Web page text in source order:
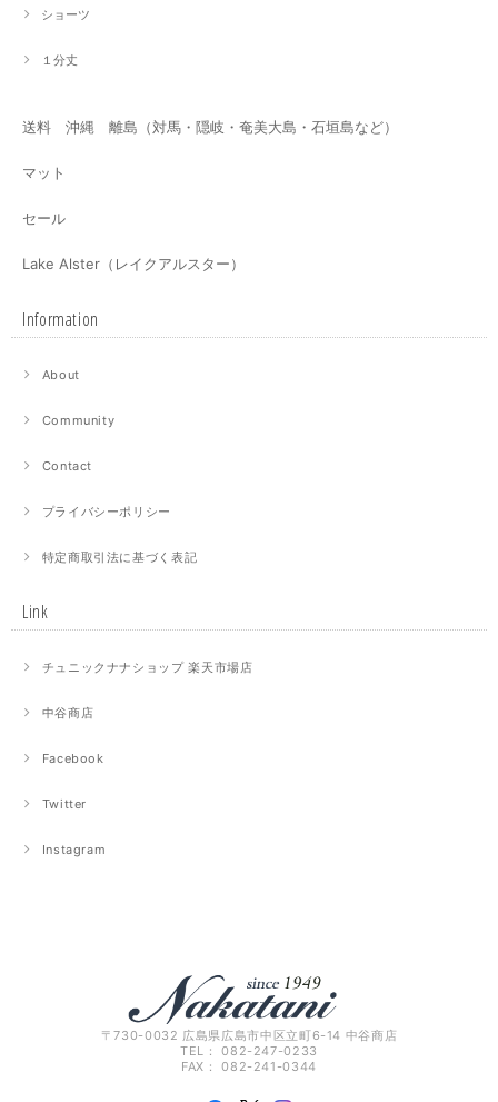
ショーツ
１分丈
送料 沖縄 離島（対馬・隠岐・奄美大島・石垣島など）
マット
セール
Lake Alster（レイクアルスター）
Information
About
Community
Contact
プライバシーポリシー
特定商取引法に基づく表記
Link
チュニックナナショップ 楽天市場店
中谷商店
Facebook
Twitter
Instagram
〒730-0032 広島県広島市中区立町6-14 中谷商店
TEL： 082-247-0233
FAX： 082-241-0344